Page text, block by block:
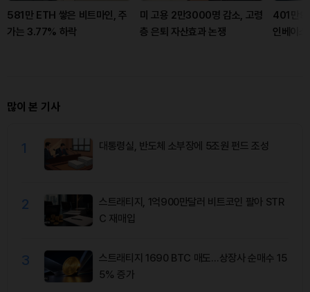
581만 ETH 쌓은 비트마인, 주
가는 3.77% 하락
미 고용 2만3000명 감소, 고령
층 은퇴 자산효과 논쟁
401만
인베이
많이 본 기사
1 대통령실, 반도체 소부장에 5조원 펀드 조성
2
스트래티지, 1억900만달러 비트코인 팔아 STR
C 재매입
3
스트래티지 1690 BTC 매도…상장사 순매수 15
5% 증가